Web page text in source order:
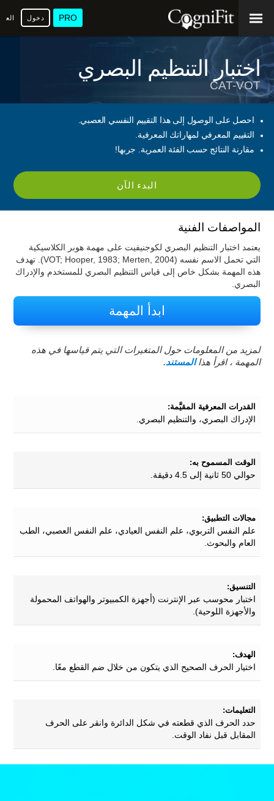
PRO دخول
اختبار التنظيم البصري
CAT-VOT
احصل على الوصول إلى هذا التقييم النفسي العصبي.
التقييم المعرفي لمهاراتك المعرفية.
مقارنة النتائج حسب الفئة العمرية. جربها!
البدء الآن
المواصفات الفنية
يعتمد اختبار التنظيم البصري لكوجنيفيت على مهمة هوبر الكلاسيكية
التي تحمل الاسم نفسه (VOT; Hooper, 1983; Merten, 2004). تهدف
هذه المهمة بشكل خاص إلى قياس التنظيم البصري للمستخدم والإدراك
البصري.
ابدأ المهمة
لمزيد من المعلومات حول المتغيرات التي يتم قياسها في هذه
المهمة ، اقرأ هذاالمستند.
القدرات المعرفية المقيَّمة:
الإدراك البصري، والتنظيم البصري.
الوقت المسموح به:
حوالي 50 ثانية إلى 4.5 دقيقة.
مجالات التطبيق:
علم النفس التربوي، علم النفس العيادي، علم النفس العصبي، الطب
العام والبحوث.
التنسيق:
اختبار محوسب عبر الإنترنت (أجهزة الكمبيوتر والهواتف المحمولة
والأجهزة اللوحية).
الهدف:
اختيار الحرف الصحيح الذي يتكون من خلال ضم القطع معًا.
التعليمات:
حدد الحرف الذي قطعته في شكل الدائرة وانقر على الحرف
المقابل قبل نفاد الوقت.